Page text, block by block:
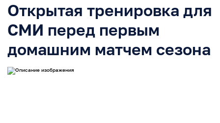
Открытая тренировка для
СМИ перед первым
домашним матчем сезона